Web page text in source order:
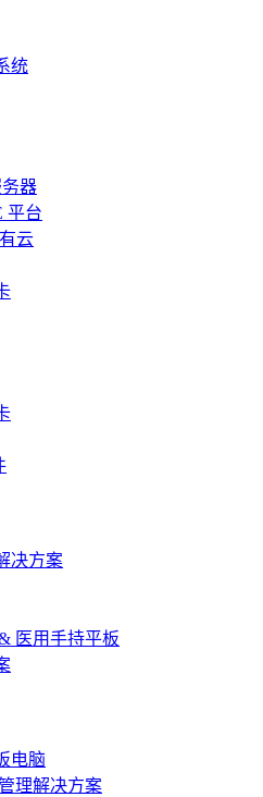
统
器
平台
云
决方案
医用手持平板
电脑
理解决方案